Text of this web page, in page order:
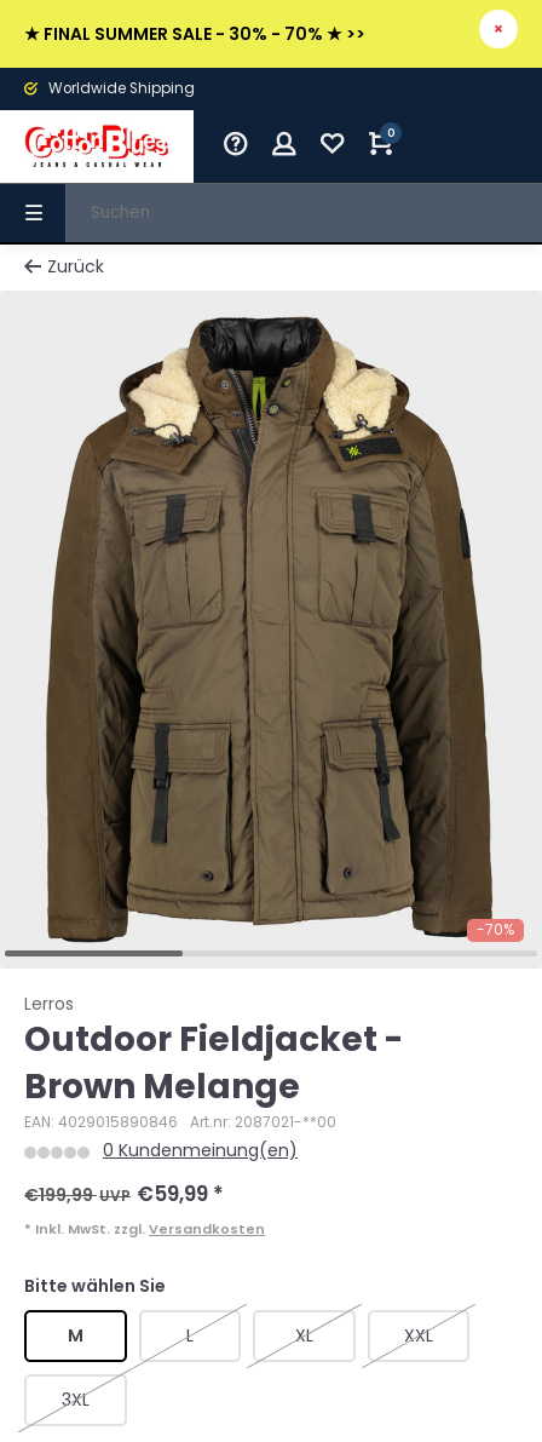
★ FINAL SUMMER SALE - 30% - 70% ★ >>
Worldwide Shipping
0
Zurück
-70%
Lerros
Outdoor Fieldjacket -
Brown Melange
EAN: 4029015890846 Art.nr: 2087021-**00
0 Kundenmeinung(en)
€199,99UVP €59,99 *
* Inkl. MwSt. zzgl. Versandkosten
Bitte wählen Sie
M L XL XXL
3XL